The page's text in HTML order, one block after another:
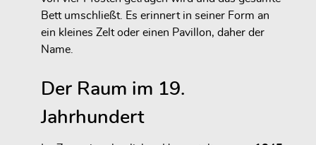
Bett umschließt. Es erinnert in seiner Form an
ein kleines Zelt oder einen Pavillon, daher der
Name.
Der Raum im 19.
Jahrhundert